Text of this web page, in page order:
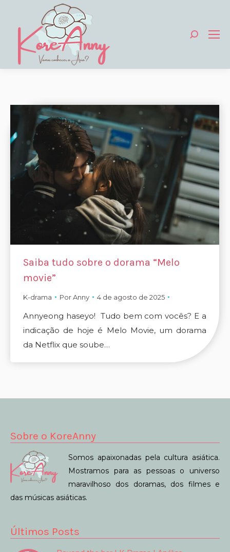
Search:
Saiba tudo sobre o dorama “Melo
movie”
K-drama PorAnny 4 de agosto de 2025
Annyeong haseyo! Tudo bem com vocês? E a
indicação de hoje é Melo Movie, um dorama
da Netflix que soube…
Sobre o KoreAnny
Somos apaixonadas pela cultura asiática.
Mostramos para as pessoas o universo
maravilhoso dos doramas, dos filmes e
das músicas asiáticas.
Últimos Posts